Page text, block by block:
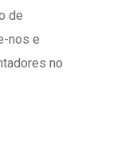
de
nos e
no